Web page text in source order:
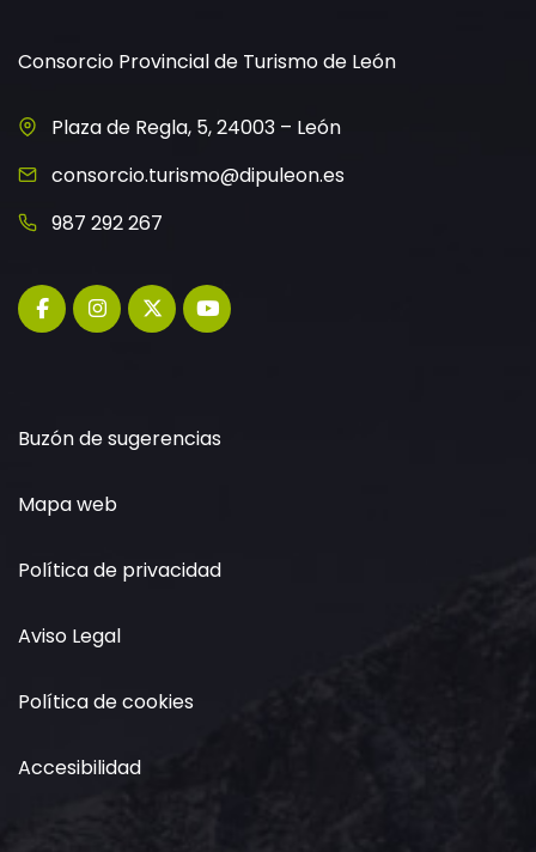
Consorcio Provincial de Turismo de León
Plaza de Regla, 5, 24003 – León
consorcio.turismo@dipuleon.es
987 292 267
Buzón de sugerencias
Mapa web
Política de privacidad
Aviso Legal
Política de cookies
Accesibilidad